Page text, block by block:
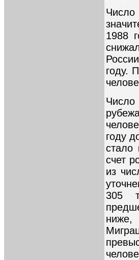
1988
году.
году
стало
счет
из
305